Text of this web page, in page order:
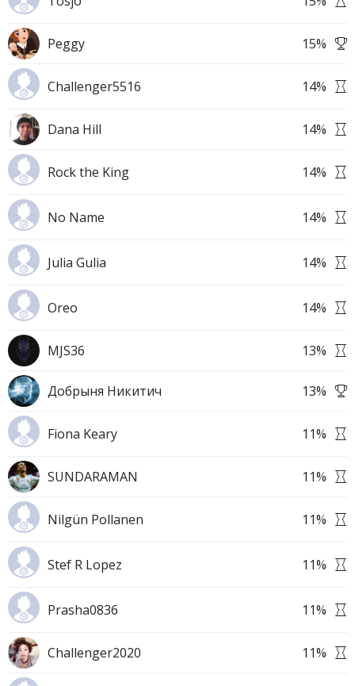
Peggy 15%
Challenger5516 14%
Dana Hill 14%
Rock the King 14%
No Name 14%
Julia Gulia 14%
Oreo 14%
MJS36 13%
Добрыня Никитич 13%
Fiona Keary 11%
SUNDARAMAN 11%
Nilgün Pollanen 11%
Stef R Lopez 11%
Prasha0836 11%
Challenger2020 11%